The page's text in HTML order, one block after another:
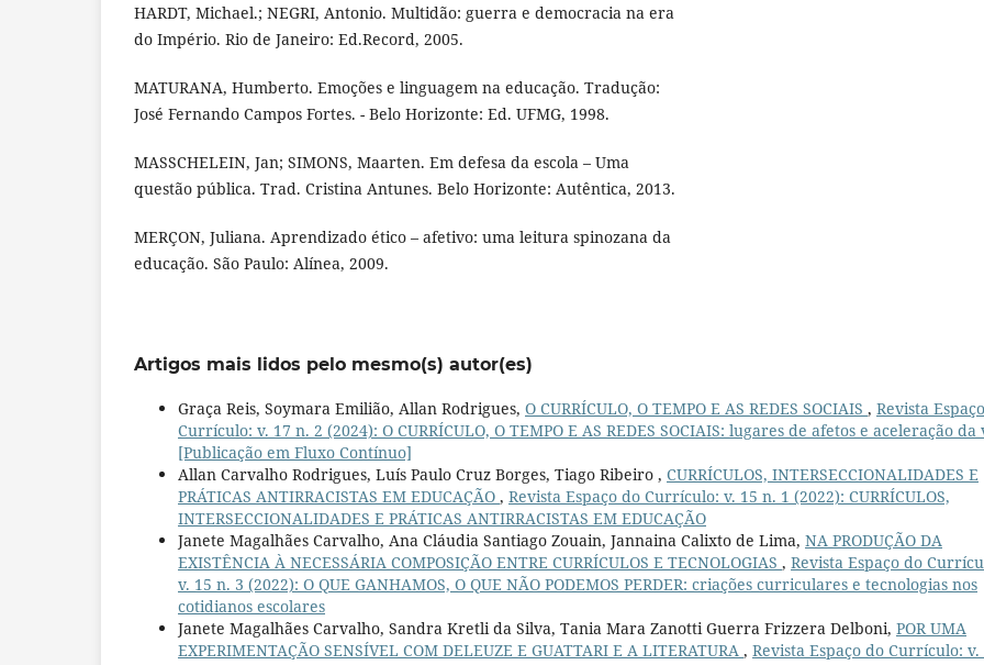
HARDT, Michael.; NEGRI, Antonio. Multidão: guerra e democracia na era
do Império. Rio de Janeiro: Ed.Record, 2005.
MATURANA, Humberto. Emoções e linguagem na educação. Tradução:
José Fernando Campos Fortes. - Belo Horizonte: Ed. UFMG, 1998.
MASSCHELEIN, Jan; SIMONS, Maarten. Em defesa da escola – Uma
questão pública. Trad. Cristina Antunes. Belo Horizonte: Autêntica, 2013.
MERÇON, Juliana. Aprendizado ético – afetivo: uma leitura spinozana da
educação. São Paulo: Alínea, 2009.
Artigos mais lidos pelo mesmo(s) autor(es)
Graça Reis, Soymara Emilião, Allan Rodrigues, O CURRÍCULO, O TEMPO E AS REDES SOCIAIS , Revista
Currículo: v. 17 n. 2 (2024): O CURRÍCULO, O TEMPO E AS REDES SOCIAIS: lugares de afetos e aceleração da
[Publicação em Fluxo Contínuo]
Allan Carvalho Rodrigues, Luís Paulo Cruz Borges, Tiago Ribeiro , CURRÍCULOS, INTERSECCIONALIDADES E
PRÁTICAS ANTIRRACISTAS EM EDUCAÇÃO , Revista Espaço do Currículo: v. 15 n. 1 (2022): CURRÍCULOS,
INTERSECCIONALIDADES E PRÁTICAS ANTIRRACISTAS EM EDUCAÇÃO
Janete Magalhães Carvalho, Ana Cláudia Santiago Zouain, Jannaina Calixto de Lima, NA PRODUÇÃO DA
EXISTÊNCIA À NECESSÁRIA COMPOSIÇÃO ENTRE CURRÍCULOS E TECNOLOGIAS , Revista Espaço do
v. 15 n. 3 (2022): O QUE GANHAMOS, O QUE NÃO PODEMOS PERDER: criações curriculares e tecnologias nos
cotidianos escolares
Janete Magalhães Carvalho, Sandra Kretli da Silva, Tania Mara Zanotti Guerra Frizzera Delboni, POR UMA
EXPERIMENTAÇÃO SENSÍVEL COM DELEUZE E GUATTARI E A LITERATURA , Revista Espaço do Currículo: v.